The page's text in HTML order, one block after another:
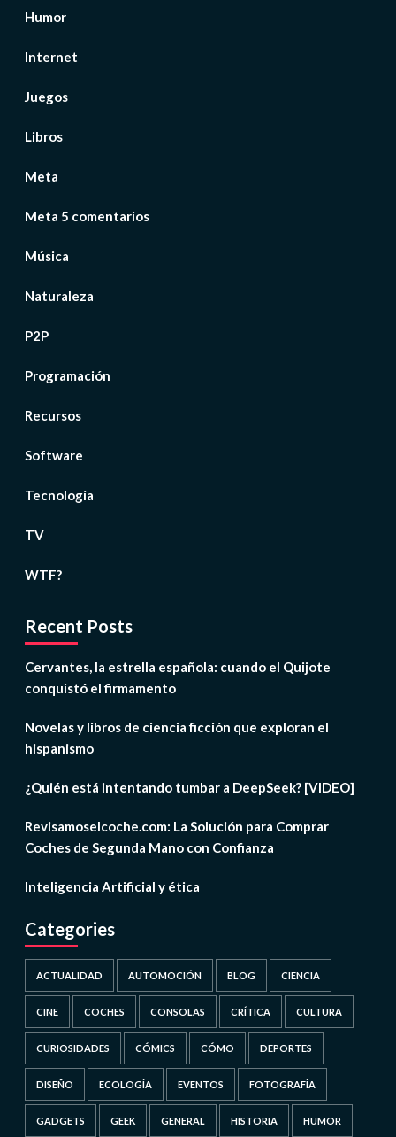
Humor
Internet
Juegos
Libros
Meta
Meta 5 comentarios
Música
Naturaleza
P2P
Programación
Recursos
Software
Tecnología
TV
WTF?
Recent Posts
Cervantes, la estrella española: cuando el Quijote
conquistó el firmamento
Novelas y libros de ciencia ficción que exploran el
hispanismo
¿Quién está intentando tumbar a DeepSeek? [VIDEO]
Revisamoselcoche.com: La Solución para Comprar
Coches de Segunda Mano con Confianza
Inteligencia Artificial y ética
Categories
ACTUALIDAD AUTOMOCIÓN BLOG CIENCIA
CINE COCHES CONSOLAS CRÍTICA CULTURA
CURIOSIDADES CÓMICS CÓMO DEPORTES
DISEÑO ECOLOGÍA EVENTOS FOTOGRAFÍA
GADGETS GEEK GENERAL HISTORIA HUMOR